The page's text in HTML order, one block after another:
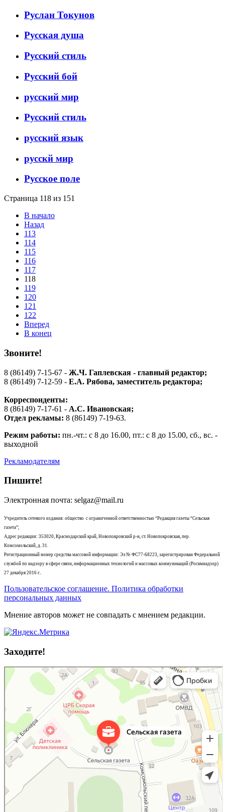
Руслан Токунов
Русская душа
Русский стиль
Русский бой
русский мир
Русский стиль
русский язык
русскй мир
Русское поле
Страница 118 из 151
В начало
Назад
113
114
115
116
117
118
119
120
121
122
Вперед
В конец
Звоните!
8 (86149) 7-15-67 - Ж.Ч. Гаплевская - главный редактор;
8 (86149) 7-12-59 - Е.А. Рябова, заместитель редактора;
Корреспонденты:
8 (86149) 7-17-61 - А.С. Ивановская;
Отдел рекламы: 8 (86149) 7-19-63.
Режим работы: пн.-чт.: с 8 до 16.00, пт.: с 8 до 15.00, сб., вс. -
выходной
Рекламодателям
Пишите!
Электронная почта: selgaz@mail.ru
Учредитель сетевого издания: общество с ограниченной ответственностью “Редакция газеты “Сельская
газета”;
Адрес редакции: 353020, Краснодарский край, Новопокровский р-н, ст. Новопокровская, пер.
Комсомольский, д. 31.
Регистрационный номер средства массовой информации: Эл № ФС77-68223, зарегистрирован Федеральной
службой по надзору в сфере связи, информационных технологий и массовых коммуникаций (Роскмнадзор)
27 декабря 2016 г..
Пользовательское соглашение. Политика обработки
персональных данных
Мнение авторов может не совпадать с мнением редакции.
Заходите!